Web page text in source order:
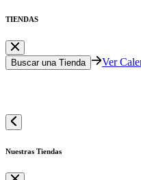
TIENDAS
Buscar una Tienda Ver
Nuestras Tiendas